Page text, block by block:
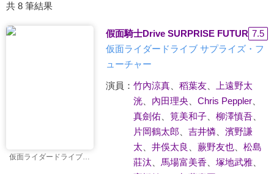
共 8 筆結果
仮面ライダードライブ サプライズ・フューチャー
假面騎士Drive SURPRISE FUTURE(國)
7.5
仮面ライダードライブ サプライズ・フ
ューチャー
演員： 竹內涼真、 稻葉友、
上遠野太
洸、 內田理央、 Chris Peppler、
真劍佑、 筧美和子、 柳澤慎吾、
片岡鶴太郎
吉井憐、 濱野謙
太
井俁太良 蕨野友也、 松島
莊汰
馬場富美香 塚地武雅、